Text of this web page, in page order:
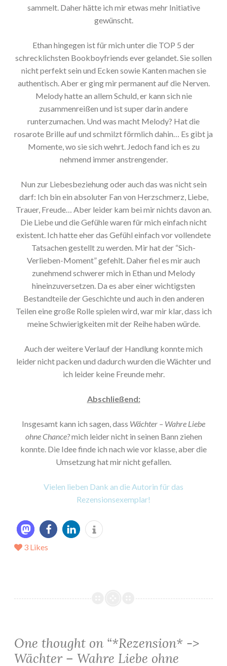
sammelt. Daher hätte ich mir etwas mehr Initiative
gewünscht.
Ethan hingegen ist für mich unter die TOP 5 der
schrecklichsten Bookboyfriends ever gelandet. Sie sollen
nicht perfekt sein und Ecken sowie Kanten machen sie
authentisch. Aber er ging mir permanent auf die Nerven.
Melody hatte an allem Schuld, er kann sich nie
zusammenreißen und ist super darin andere
runterzumachen. Und was macht Melody? Hat die
rosarote Brille auf und schmilzt förmlich dahin… Es gibt ja
Momente, wo sie sich wehrt. Jedoch fand ich es zu
nehmend immer anstrengender.
Nun zur Liebesbeziehung oder auch das was nicht sein
darf: Ich bin ein absoluter Fan von Herzschmerz, Liebe,
Trauer, Freude… Aber leider kam bei mir nichts davon an.
Die Liebe und die Gefühle waren für mich einfach nicht
existent. Ich hatte eher das Gefühl einfach vor vollendete
Tatsachen gestellt zu werden. Mir hat der “Sich-
Verlieben-Moment” gefehlt. Daher fiel es mir auch
zunehmend schwerer mich in Ethan und Melody
hineinzuversetzen. Da es aber einer wichtigsten
Bestandteile der Geschichte und auch in den anderen
Teilen eine große Rolle spielen wird, war mir klar, dass ich
meine Schwierigkeiten mit der Reihe haben würde.
Auch der weitere Verlauf der Handlung konnte mich
leider nicht packen und dadurch wurden die Wächter und
ich leider keine Freunde mehr.
Abschließend:
Insgesamt kann ich sagen, dass Wächter – Wahre Liebe
ohne Chance?mich leider nicht in seinen Bann ziehen
konnte. Die Idee finde ich nach wie vor klasse, aber die
Umsetzung hat mir nicht gefallen.
Vielen lieben Dank an die Autorin für das
Rezensionsexemplar!
3 Likes
One thought on “*Rezension* ->
Wächter – Wahre Liebe ohne